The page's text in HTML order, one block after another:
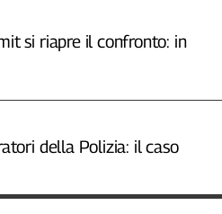
si riapre il confronto: in
della Polizia: il caso